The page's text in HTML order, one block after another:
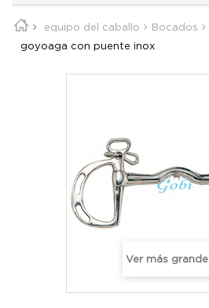
equipo del caballo Bocados
goyoaga con puente inox
Ver más grande